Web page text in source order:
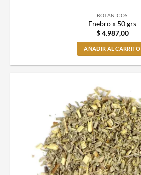
BOTÁNICOS
Enebro x 50 grs
$4.987,00
AÑADIR AL CARRITO